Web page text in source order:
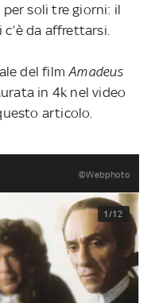
soli tre giorni: il
da affrettarsi.
del filmAmadeus
in 4k nel video
articolo.
©Webphoto
1/12